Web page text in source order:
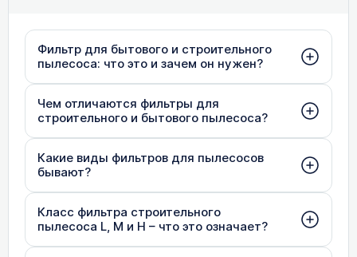
Фильтр для бытового и строительного
пылесоса: что это и зачем он нужен?
Чем отличаются фильтры для
строительного и бытового пылесоса?
Какие виды фильтров для пылесосов
бывают?
Класс фильтра строительного
пылесоса L, M и H – что это означает?